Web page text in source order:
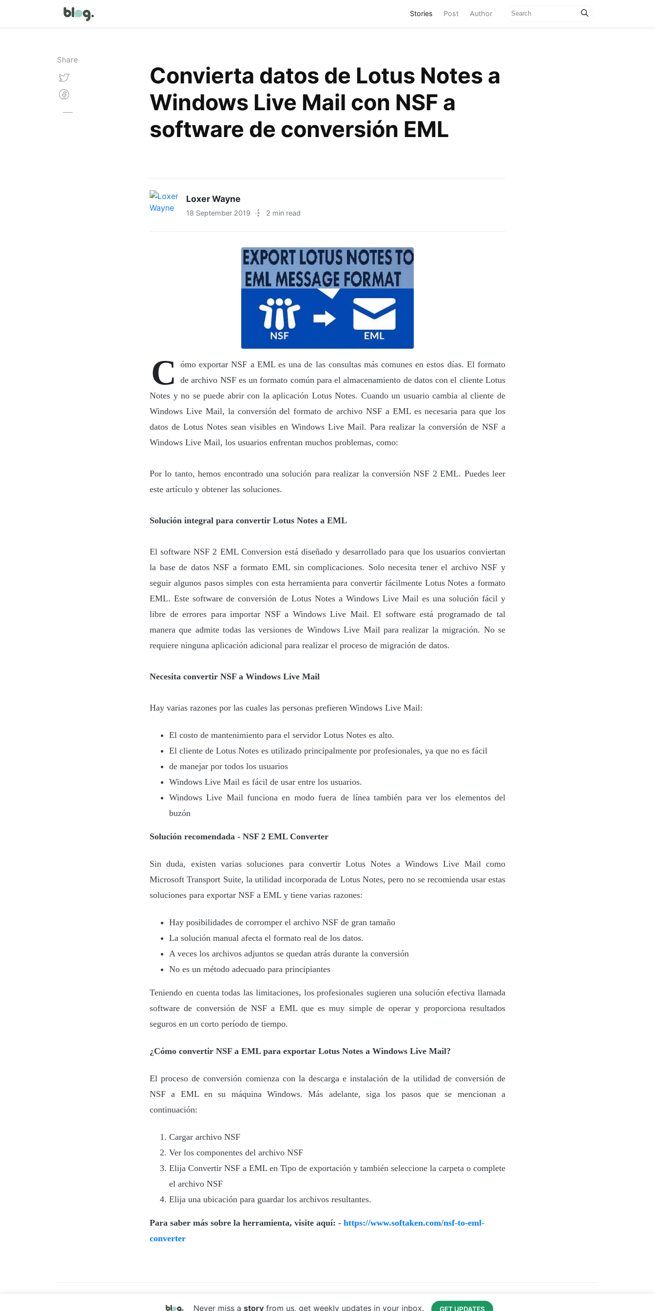
Stories (current)
Post Author
Share
Convierta datos de Lotus Notes a
Windows Live Mail con NSF a
software de conversión EML
Loxer Wayne
18 September 2019 · 2 min read
C
ómo exportar NSF a EML es una de las consultas más comunes en estos días. El formato
de archivo NSF es un formato común para el almacenamiento de datos con el cliente Lotus
Notes y no se puede abrir con la aplicación Lotus Notes. Cuando un usuario cambia al cliente de
Windows Live Mail, la conversión del formato de archivo NSF a EML es necesaria para que los
datos de Lotus Notes sean visibles en Windows Live Mail. Para realizar la conversión de NSF a
Windows Live Mail, los usuarios enfrentan muchos problemas, como:
Por lo tanto, hemos encontrado una solución para realizar la conversión NSF 2 EML. Puedes leer
este artículo y obtener las soluciones.
Solución integral para convertir Lotus Notes a EML
El software NSF 2 EML Conversion está diseñado y desarrollado para que los usuarios conviertan
la base de datos NSF a formato EML sin complicaciones. Solo necesita tener el archivo NSF y
seguir algunos pasos simples con esta herramienta para convertir fácilmente Lotus Notes a formato
EML. Este software de conversión de Lotus Notes a Windows Live Mail es una solución fácil y
libre de errores para importar NSF a Windows Live Mail. El software está programado de tal
manera que admite todas las versiones de Windows Live Mail para realizar la migración. No se
requiere ninguna aplicación adicional para realizar el proceso de migración de datos.
Necesita convertir NSF a Windows Live Mail
Hay varias razones por las cuales las personas prefieren Windows Live Mail:
El costo de mantenimiento para el servidor Lotus Notes es alto.
El cliente de Lotus Notes es utilizado principalmente por profesionales, ya que no es fácil
de manejar por todos los usuarios
Windows Live Mail es fácil de usar entre los usuarios.
Windows Live Mail funciona en modo fuera de línea también para ver los elementos del
buzón
Solución recomendada - NSF 2 EML Converter
Sin duda, existen varias soluciones para convertir Lotus Notes a Windows Live Mail como
Microsoft Transport Suite, la utilidad incorporada de Lotus Notes, pero no se recomienda usar estas
soluciones para exportar NSF a EML y tiene varias razones:
Hay posibilidades de corromper el archivo NSF de gran tamaño
La solución manual afecta el formato real de los datos.
A veces los archivos adjuntos se quedan atrás durante la conversión
No es un método adecuado para principiantes
Teniendo en cuenta todas las limitaciones, los profesionales sugieren una solución efectiva llamada
software de conversión de NSF a EML que es muy simple de operar y proporciona resultados
seguros en un corto período de tiempo.
¿Cómo convertir NSF a EML para exportar Lotus Notes a Windows Live Mail?
El proceso de conversión comienza con la descarga e instalación de la utilidad de conversión de
NSF a EML en su máquina Windows. Más adelante, siga los pasos que se mencionan a
continuación:
Cargar archivo NSF
Ver los componentes del archivo NSF
Elija Convertir NSF a EML en Tipo de exportación y también seleccione la carpeta o complete
el archivo NSF
Elija una ubicación para guardar los archivos resultantes.
Para saber más sobre la herramienta, visite aquí: - https://www.softaken.com/nsf-to-eml-
converter
Never miss a story from us, get weekly updates in your inbox. GET UPDATES